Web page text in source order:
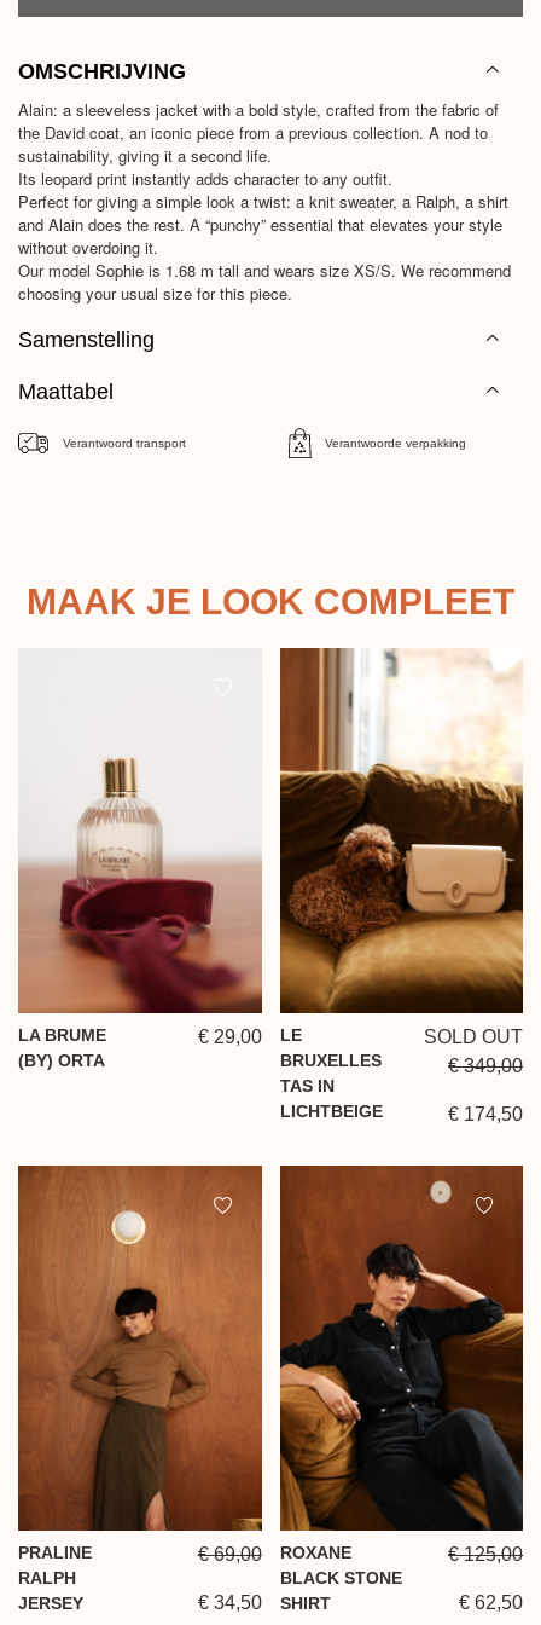
OMSCHRIJVING
Alain: a sleeveless jacket with a bold style, crafted from the fabric of
the David coat, an iconic piece from a previous collection. A nod to
sustainability, giving it a second life.
Its leopard print instantly adds character to any outfit.
Perfect for giving a simple look a twist: a knit sweater, a Ralph, a shirt
and Alain does the rest. A “punchy” essential that elevates your style
without overdoing it.
Our model Sophie is 1.68 m tall and wears size XS/S. We recommend
choosing your usual size for this piece.
Samenstelling
Maattabel
Verantwoord transport Verantwoorde verpakking
MAAK JE LOOK COMPLEET
LA BRUME
(BY) ORTA
€ 29,00
LE
BRUXELLES
TAS IN
LICHTBEIGE
SOLD OUT
€ 349,00
€ 174,50
PRALINE
RALPH
JERSEY
€ 69,00
€ 34,50
ROXANE
BLACK STONE
SHIRT
€ 125,00
€ 62,50